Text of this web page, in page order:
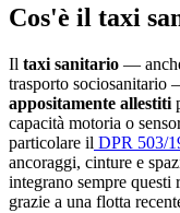
Cos'è il taxi
Il taxi sanitario —
trasporto sociosanitario
appositamente allestiti
capacità motoria o
particolare il DPR 503/
ancoraggi, cinture e
integrano sempre
grazie a una flotta